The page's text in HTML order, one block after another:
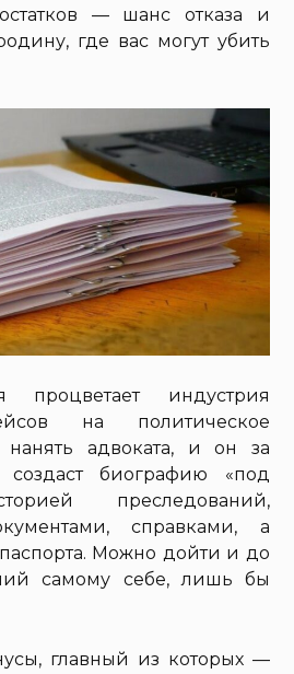
— шанс отказа и
где вас могут убить
индустрия
на политическое
адвоката, и он за
создаст биографию «под
преследований,
справками, а
Можно дойти и до
самому себе, лишь бы
главный из которых —